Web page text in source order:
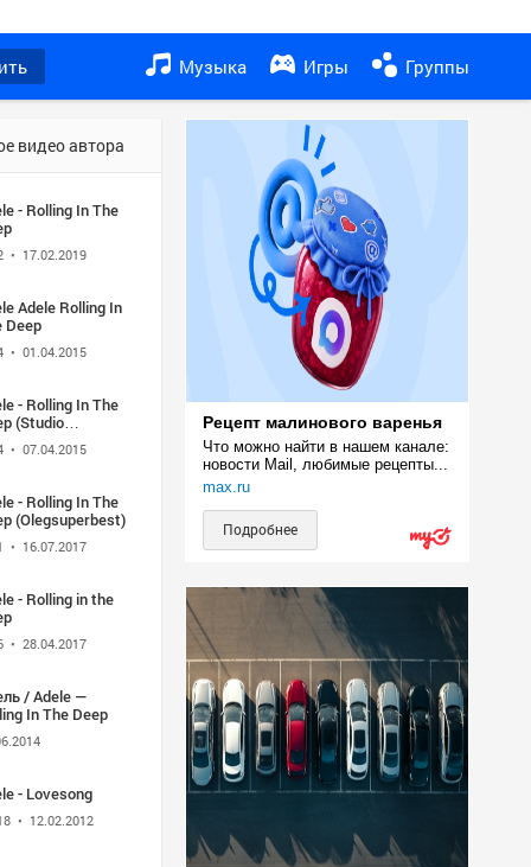
Музыка Игры Группы
видео автора
- Rolling In The
• 17.02.2019
Adele Rolling In
Deep
• 01.04.2015
- Rolling In The
• 07.04.2015
- Rolling In The
(Olegsuperbest)
• 16.07.2017
- Rolling in the
• 28.04.2017
/ Adele —
In The Deep
- Lovesong
• 12.02.2012
Рецепт малинового варенья
Что можно найти в нашем канале:
новости Mail, любимые рецепты...
max.ru
Подробнее